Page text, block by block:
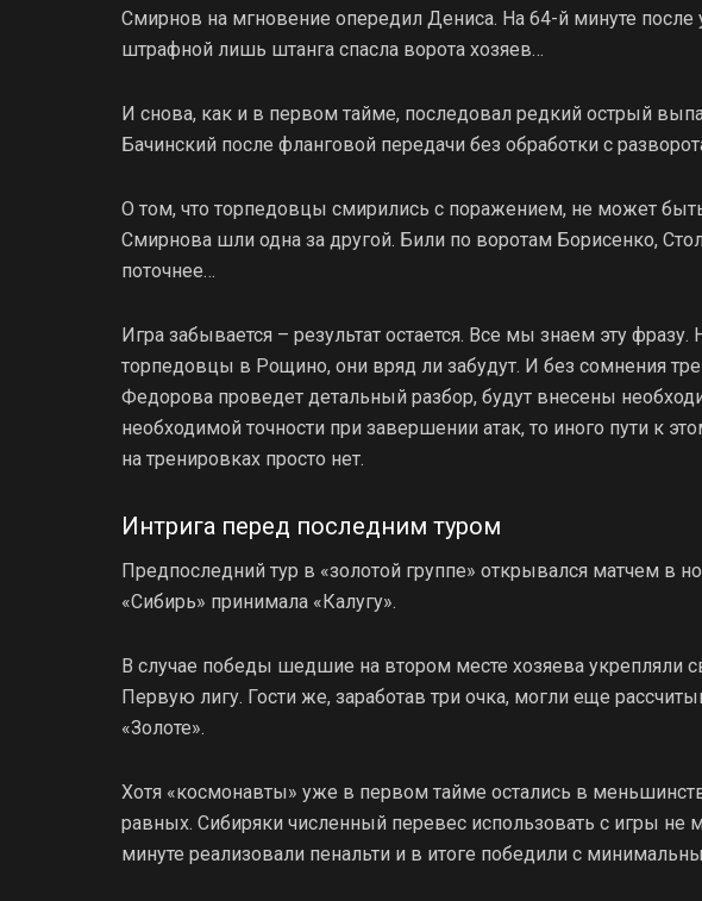
Смирнов на мгновение опередил Дениса. На 64-й минуте после
штрафной лишь штанга спасла ворота хозяев…
И снова, как и в первом тайме, последовал редкий острый
Бачинский после фланговой передачи без обработки с
О том, что торпедовцы смирились с поражением, не может
Смирнова шли одна за другой. Били по воротам Борисенко,
поточнее…
Игра забывается – результат остается. Все мы знаем эту фразу.
торпедовцы в Рощино, они вряд ли забудут. И без сомнения
Федорова проведет детальный разбор, будут внесены
необходимой точности при завершении атак, то иного пути к
на тренировках просто нет.
Интрига перед последним туром
Предпоследний тур в «золотой группе» открывался матчем в
«Сибирь» принимала «Калугу».
В случае победы шедшие на втором месте хозяева укрепляли
Первую лигу. Гости же, заработав три очка, могли еще
«Золоте».
Хотя «космонавты» уже в первом тайме остались в
равных. Сибиряки численный перевес использовать с игры не
минуте реализовали пенальти и в итоге победили с